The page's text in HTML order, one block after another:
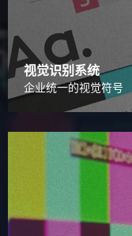
视觉识别系统
企业统一的视觉符号